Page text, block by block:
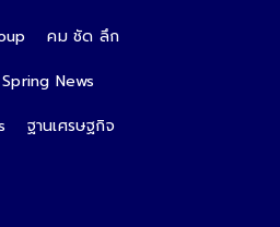
คม ชัด ลึก
Spring News
ฐานเศรษฐกิจ